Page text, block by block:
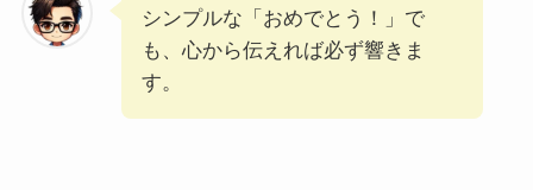
シンプルな「おめでとう！」で
も、心から伝えれば必ず響きま
す。